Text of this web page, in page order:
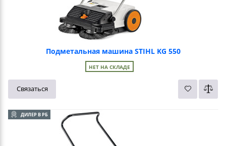
Подметальная машина STIHL KG 550
НЕТ НА СКЛАДЕ
Связаться
ДИЛЕР В РБ